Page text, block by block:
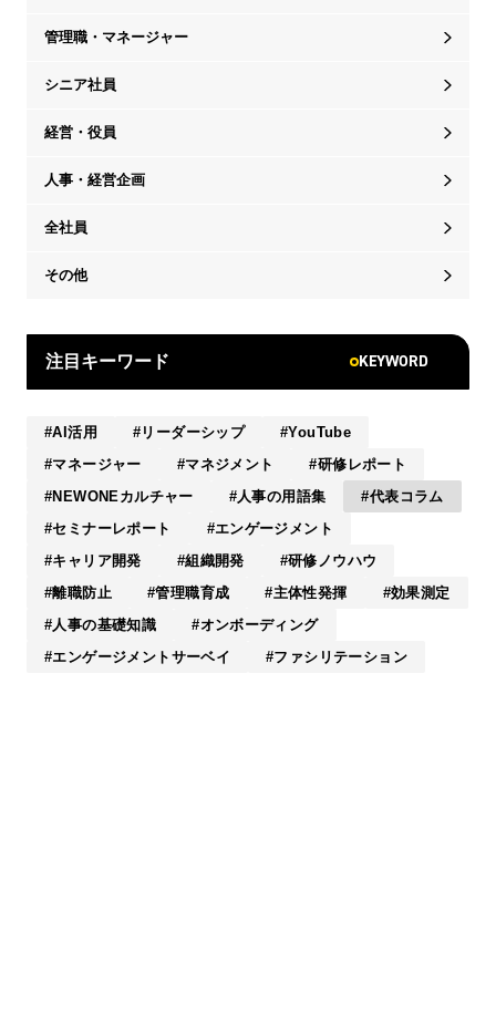
管理職・マネージャー
シニア社員
経営・役員
人事・経営企画
全社員
その他
注目キーワード KEYWORD
AI活用 リーダーシップ
YouTube
マネージャー
マネジメント
研修レポート
NEWONEカルチャー
人事の用語集
代表コラム
セミナーレポート
エンゲージメント
キャリア開発
組織開発
研修ノウハウ
離職防止
管理職育成 主体性発揮
効果測定
人事の基礎知識
オンボーディング
エンゲージメントサーベイ
ファシリテーション